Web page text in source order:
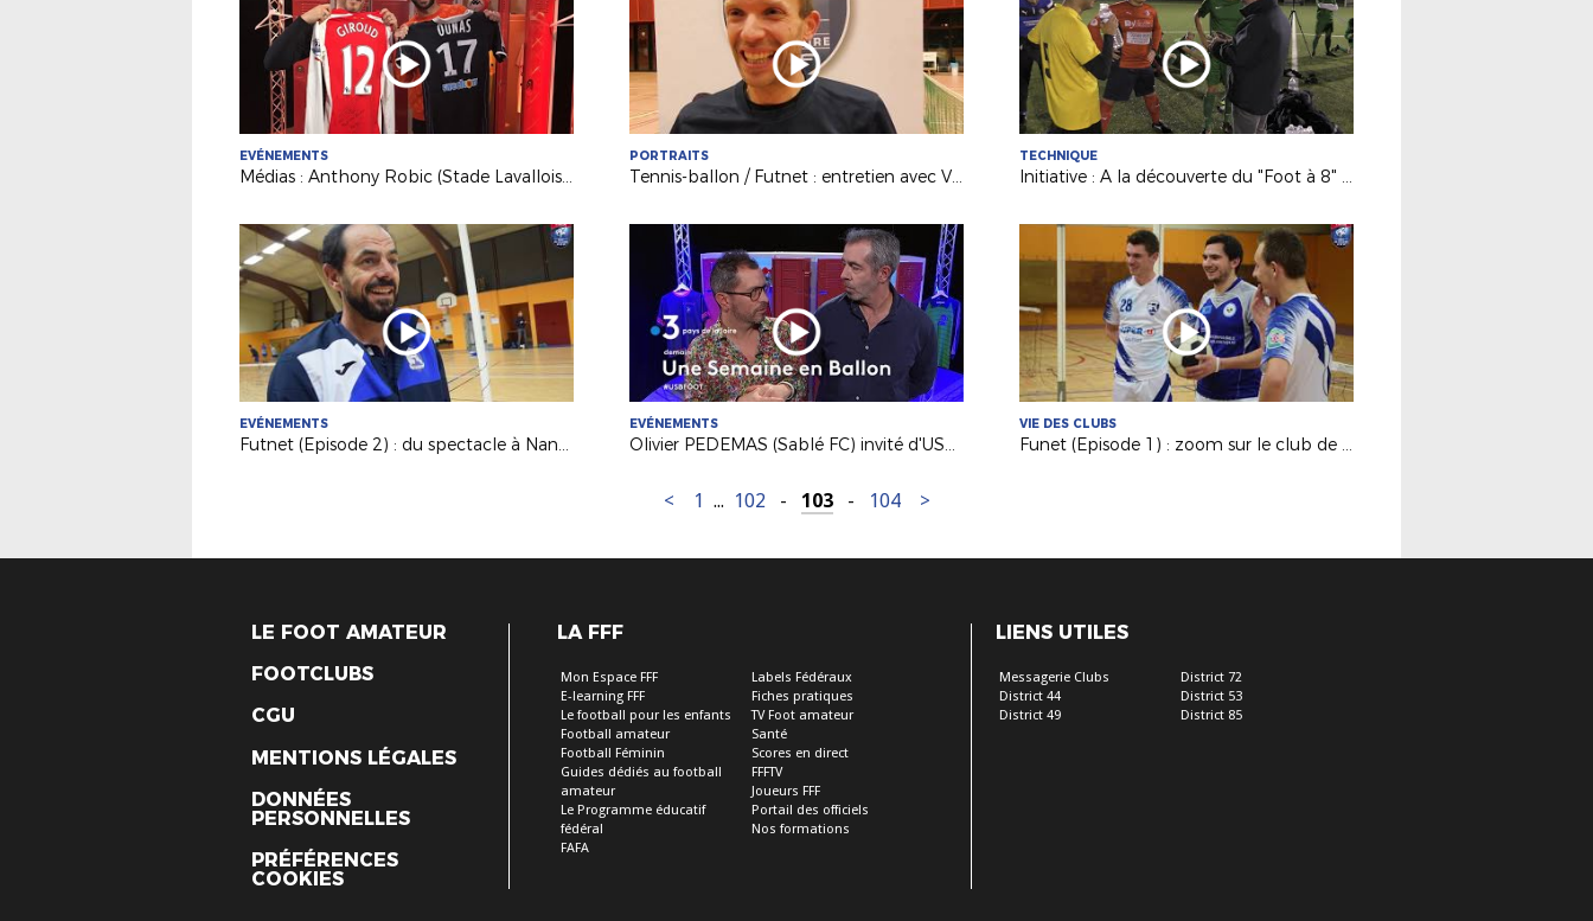
EVÉNEMENTS
Médias : Anthony Robic (Stade Lavallois) invité de France 3 Pays de la Loire
PORTRAITS
Tennis-ballon / Futnet : entretien avec Vincent Voisinot, joueur et président passionné !
TECHNIQUE
Initiative : A la découverte du "Foot à 8" avec le District de Vendée
EVÉNEMENTS
Futnet (Episode 2) : du spectacle à Nantes avec France / Suisse
EVÉNEMENTS
Olivier PEDEMAS (Sablé FC) invité d'USB Foot France 3 PDL
VIE DES CLUBS
Funet (Episode 1) : zoom sur le club de Nantes Laëtitia Tennis Ballon.
< 1 ... 102 - 103 - 104 >
LE FOOT AMATEUR
FOOTCLUBS
CGU
MENTIONS LÉGALES
DONNÉES
PERSONNELLES
PRÉFÉRENCES
COOKIES
LA FFF
Mon Espace FFF
E-learning FFF
Le football pour les enfants
Football amateur
Football Féminin
Guides dédiés au football
amateur
Le Programme éducatif
fédéral
FAFA
Labels Fédéraux
Fiches pratiques
TV Foot amateur
Santé
Scores en direct
FFFTV
Joueurs FFF
Portail des officiels
Nos formations
LIENS UTILES
Messagerie Clubs
District 44
District 49
District 72
District 53
District 85